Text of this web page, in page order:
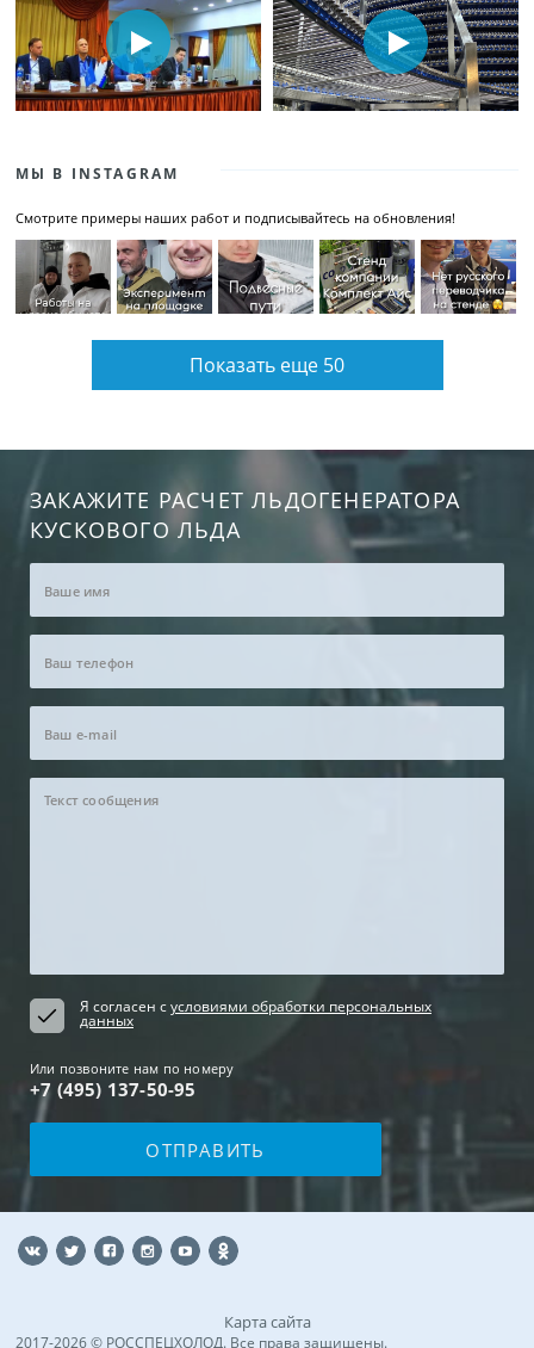
МЫ В INSTAGRAM
Смотрите примеры наших работ и подписывайтесь на обновления!
Показать еще 50
ЗАКАЖИТЕ РАСЧЕТ ЛЬДОГЕНЕРАТОРА
КУСКОВОГО ЛЬДА
Я согласен сусловиями обработки персональных
данных
Или позвоните нам по номеру
+7 (495) 137-50-95
2017-2026 © РОССПЕЦХОЛОД. Все права защищены.
Карта сайта